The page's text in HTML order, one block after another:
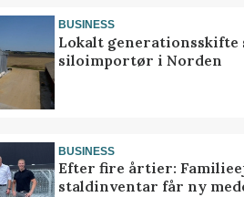
BUSINESS
Lokalt generationsskifte
siloimportør i Norden
BUSINESS
Efter fire årtier:
staldinventar får ny